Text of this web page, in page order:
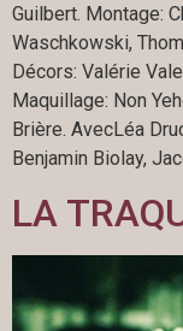
Guilbert. Montage:
Waschkowski,
Décors: Valérie
Maquillage: Non
Brière. AvecLéa
Benjamin Biolay,
LA